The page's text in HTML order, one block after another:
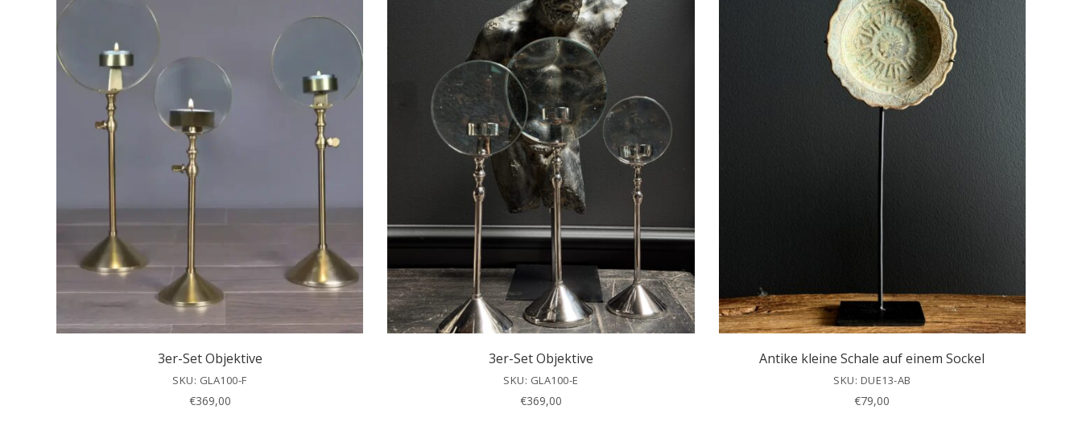
3er-Set Objektive
SKU: GLA100-F
€369,00
3er-Set Objektive
SKU: GLA100-E
€369,00
Antike kleine Schale auf einem Sockel
SKU: DUE13-AB
€79,00